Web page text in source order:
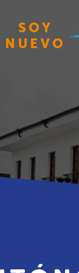
SOY
NUEVO